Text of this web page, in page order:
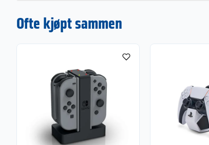
3,5 mm stereolydkontakt
Høy ytelse
Jevne antifriksjonsringer
Ikonisk og morsom fargerik design
Ofte kjøpt sammen